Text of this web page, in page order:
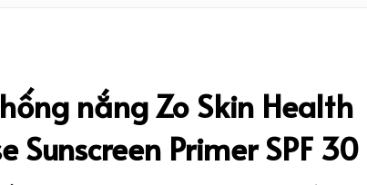
nắng Zo Skin Health
Sunscreen Primer SPF 30